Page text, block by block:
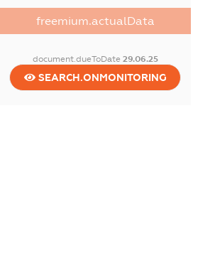
freemium.actualData
document.dueToDate 29.06.25
SEARCH.ONMONITORING